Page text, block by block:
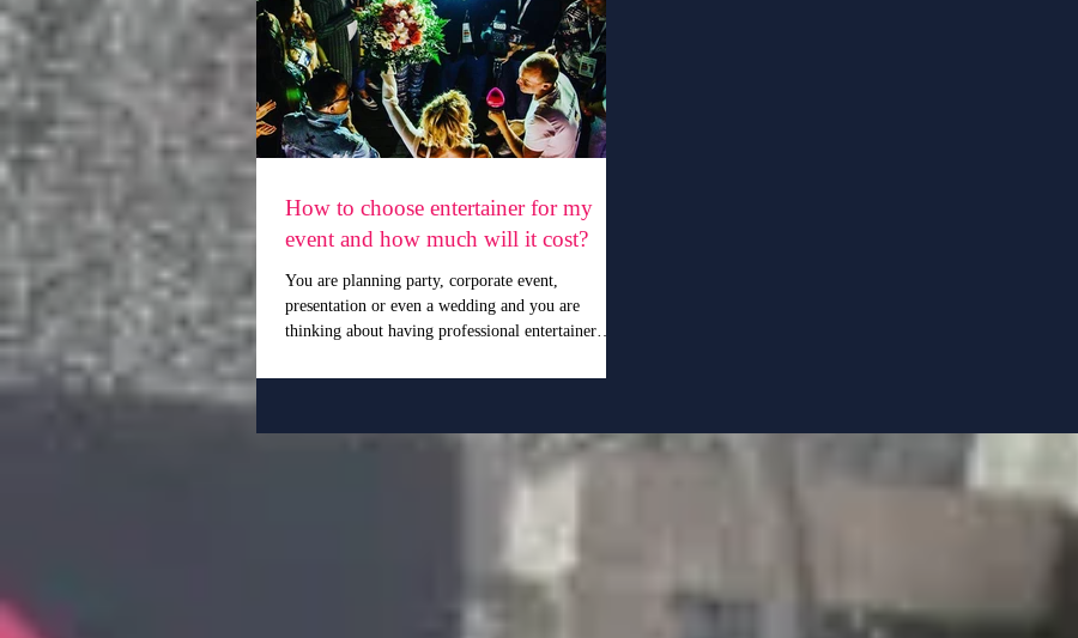
How to choose entertainer for my
event and how much will it cost?
You are planning party, corporate event,
presentation or even a wedding and you are
thinking about having professional entertainer